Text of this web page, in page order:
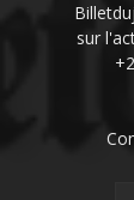
sur